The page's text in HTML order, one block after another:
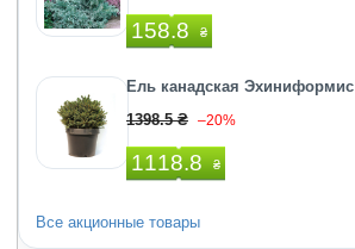
158.8 ₴
Ель канадская Эхиниформис
1398.5 ₴ –20%
1118.8 ₴
Все акционные товары